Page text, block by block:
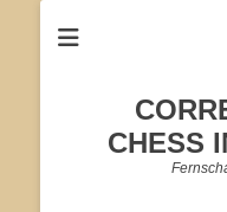
CHESS